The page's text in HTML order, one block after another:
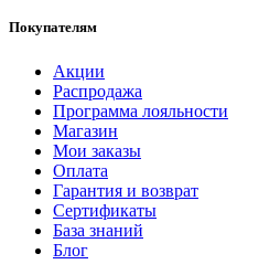
Покупателям
Акции
Распродажа
Программа лояльности
Магазин
Мои заказы
Оплата
Гарантия и возврат
Сертификаты
База знаний
Блог